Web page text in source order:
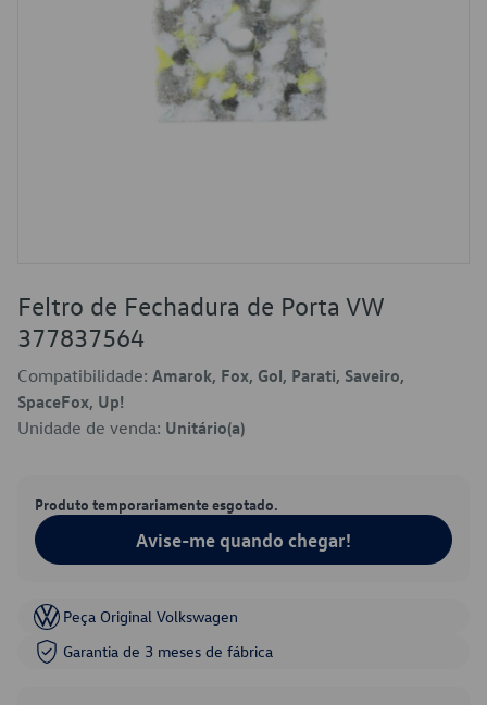
Feltro de Fechadura de Porta VW
377837564
Compatibilidade: Amarok, Fox, Gol, Parati, Saveiro,
SpaceFox, Up!
Unidade de venda: Unitário(a)
Produto temporariamente esgotado.
Avise-me quando chegar!
Peça Original Volkswagen
Garantia de 3 meses de fábrica